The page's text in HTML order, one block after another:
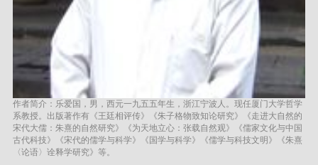
作者简介：乐爱国，男，西元一九五五年生，浙江宁波人。现任厦门大学哲学
系教授。出版著作有《王廷相评传》《朱子格物致知论研究》《走进大自然的
宋代大儒：朱熹的自然研究》《为天地立心：张载自然观》《儒家文化与中国
古代科技》《宋代的儒学与科学》《国学与科学》《儒学与科技文明》《朱熹
〈论语〉诠释学研究》等。